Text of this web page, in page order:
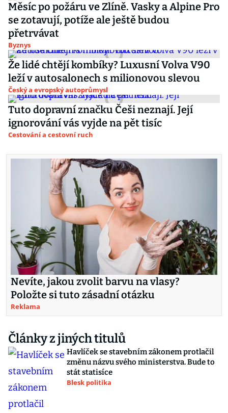
Měsíc po požáru ve Zlíně. Vasky a Alpine Pro
se zotavují, potíže ale ještě budou
přetrvávat
Byznys
Že lidé chtějí kombíky? Luxusní Volva V90
leží v autosalonech s milionovou slevou
Český a evropský autoprůmysl
Tuto dopravní značku Češi neznají. Její
ignorování vás vyjde na pět tisíc
Cestování a cestovní ruch
Nevíte, jakou zvolit barvu na vlasy?
Položte si tuto zásadní otázku
Reklama
Články z jiných titulů
Havlíček se stavebním zákonem protlačil
změnu názvu svého ministerstva. Bude to
stát statisíce
Blesk politika